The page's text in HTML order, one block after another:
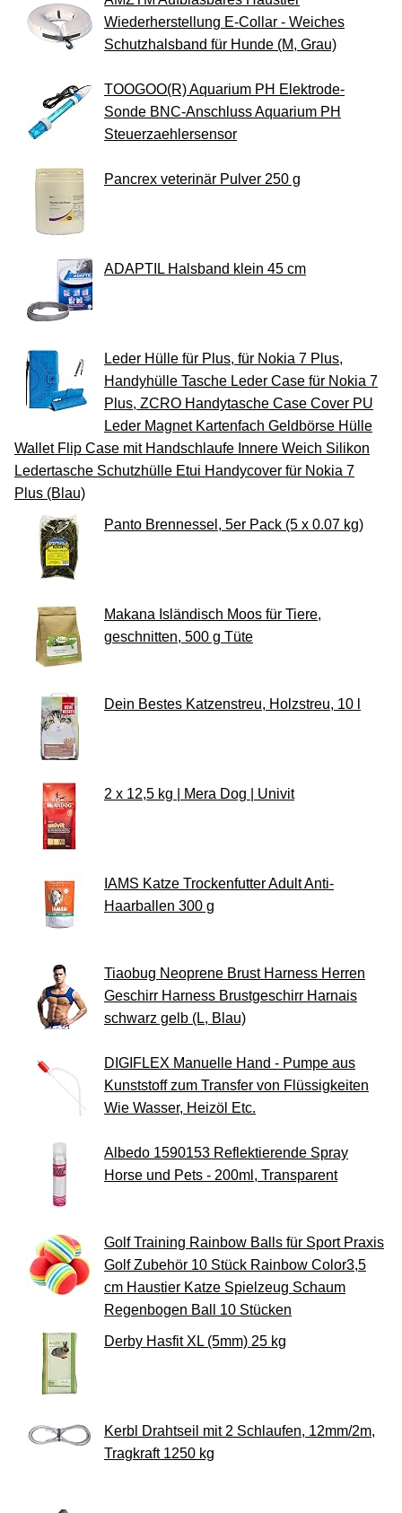
Wiederherstellung E-Collar - Weiches
Schutzhalsband für Hunde (M, Grau)
TOOGOO(R) Aquarium PH Elektrode-
Sonde BNC-Anschluss Aquarium PH
Steuerzaehlersensor
Pancrex veterinär Pulver 250 g
ADAPTIL Halsband klein 45 cm
Leder Hülle für Plus, für Nokia 7 Plus,
Handyhülle Tasche Leder Case für Nokia 7
Plus, ZCRO Handytasche Case Cover PU
Leder Magnet Kartenfach Geldbörse Hülle
Wallet Flip Case mit Handschlaufe Innere Weich Silikon
Ledertasche Schutzhülle Etui Handycover für Nokia 7
Plus (Blau)
Panto Brennessel, 5er Pack (5 x 0.07 kg)
Makana Isländisch Moos für Tiere,
geschnitten, 500 g Tüte
Dein Bestes Katzenstreu, Holzstreu, 10 l
2 x 12,5 kg | Mera Dog | Univit
IAMS Katze Trockenfutter Adult Anti-
Haarballen 300 g
Tiaobug Neoprene Brust Harness Herren
Geschirr Harness Brustgeschirr Harnais
schwarz gelb (L, Blau)
DIGIFLEX Manuelle Hand - Pumpe aus
Kunststoff zum Transfer von Flüssigkeiten
Wie Wasser, Heizöl Etc.
Albedo 1590153 Reflektierende Spray
Horse und Pets - 200ml, Transparent
Golf Training Rainbow Balls für Sport Praxis
Golf Zubehör 10 Stück Rainbow Color3,5
cm Haustier Katze Spielzeug Schaum
Regenbogen Ball 10 Stücken
Derby Hasfit XL (5mm) 25 kg
Kerbl Drahtseil mit 2 Schlaufen, 12mm/2m,
Tragkraft 1250 kg